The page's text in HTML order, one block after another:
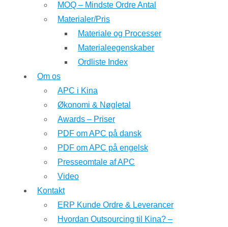
MOQ – Mindste Ordre Antal
Materialer/Pris
Materiale og Processer
Materialeegenskaber
Ordliste Index
Om os
APC i Kina
Økonomi & Nøgletal
Awards – Priser
PDF om APC på dansk
PDF om APC på engelsk
Presseomtale af APC
Video
Kontakt
ERP Kunde Ordre & Leverancer
Hvordan Outsourcing til Kina? –